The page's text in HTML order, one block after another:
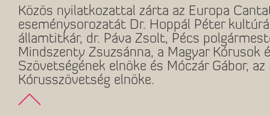
Közös nyilatkozattal zárta az Europa
eseménysorozatát Dr. Hoppál Péter
államtitkár, dr. Páva Zsolt, Pécs
Mindszenty Zsuzsánna, a Magyar Kórusok
Szövetségének elnöke és Móczár Gábor, az
Kórusszövetség elnöke.